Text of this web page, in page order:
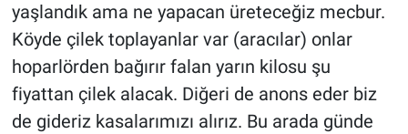
yaşlandık ama ne yapacan üreteceğiz mecbur.
Köyde çilek toplayanlar var (aracılar) onlar
hoparlörden bağırır falan yarın kilosu şu
fiyattan çilek alacak. Diğeri de anons eder biz
de gideriz kasalarımızı alırız. Bu arada günde